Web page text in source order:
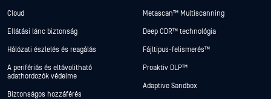
Cloud
Ellátási lánc biztonság
Hálózati észlelés és reagálás
A perifériás és eltávolítható
adathordozók védelme
Biztonságos hozzáférés
Metascan™ Multiscanning
Deep CDR™ technológia
Fájltípus-felismerés™
Proaktív DLP™
Adaptive Sandbox